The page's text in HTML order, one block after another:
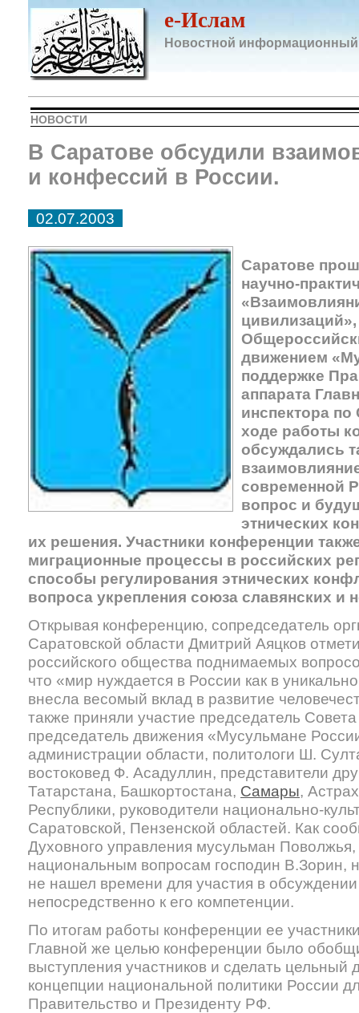
e-Ислам
Новостной информационный
НОВОСТИ
В Саратове обсудили
и конфессий в России.
02.07.2003
Саратове
научно-
движением
поддержке
аппарата
инспектора
ходе работы
обсуждались
современной
вопрос и
этнических
их решения. Участники конференции
миграционные процессы в российских
способы регулирования этнических
вопроса укрепления союза славянских и
Открывая конференцию, сопредседатель
Саратовской области Дмитрий Аяцков
российского общества поднимаемых
что «мир нуждается в России как в
внесла весомый вклад в развитие
также приняли участие председатель
председатель движения «Мусульмане
администрации области, политологи Ш.
востоковед Ф. Асадуллин, представители
Татарстана, Башкортостана, Самары,
Республики, руководители национально-
Саратовской, Пензенской областей. Как
Духовного управления мусульман
национальным вопросам господин В.Зорин,
не нашел времени для участия в
непосредственно к его компетенции.
По итогам работы конференции ее
Главной же целью конференции было
выступления участников и сделать цельный
концепции национальной политики России
Правительство и Президенту РФ.